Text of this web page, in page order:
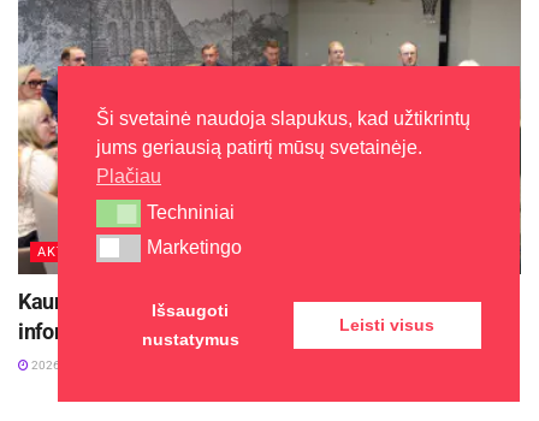
AKTUALIJOS
Kauno rajono savivaldybėje plečiama geografinė
informacinė sistema
2026-07-28
Ši svetainė naudoja slapukus, kad užtikrintų
jums geriausią patirtį mūsų svetainėje.
Plačiau
Techniniai
Techniniai
Marketingo
Marketingo
Išsaugoti
nustatymus
Leisti visus